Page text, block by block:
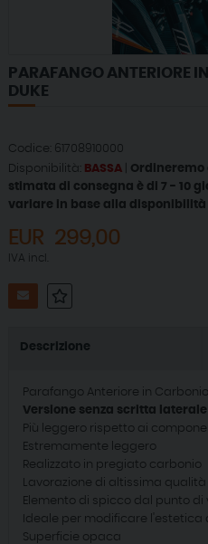
PARAFANGO ANTERIORE
DUKE
Codice: 61708910000
Disponibilità:
BASSA| Ordineremo
stimata di consegna è di 7 - 10
variare in base alla
EUR 299,00
IVA incl.
Descrizione
Parafango Anteriore in Carbonio
Versione senza scritta
Più leggero rispetto ai
Estremamente leggero
Realizzato in pregiato carbonio
Lavorazione di altissima qualità
Elemento di spicco dal punto di
Ideale per modificare
Superficie opaca